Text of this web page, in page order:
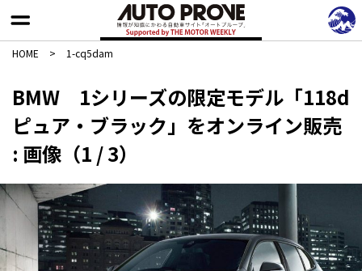
HOME > 1-cq5dam
BMW 1シリーズの限定モデル「118d
ピュア・ブラック」をオンライン販売
: 画像（1 / 3）